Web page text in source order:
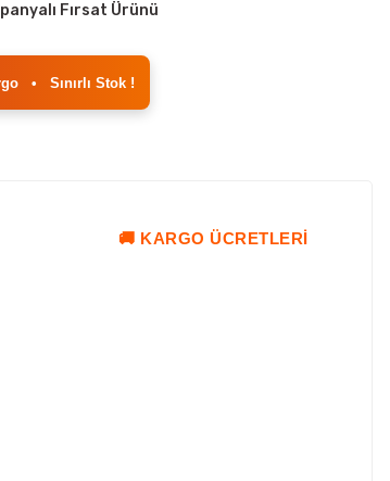
Fırsat Ürünü
• Sınırlı Stok !
🚚 KARGO ÜCRETLERI